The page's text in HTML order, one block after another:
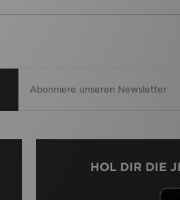
HOL DIR DIE